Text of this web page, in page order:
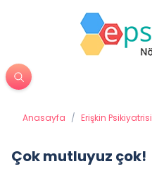
Anasayfa / Erişkin Psikiyatrisi
Çok mutluyuz çok!